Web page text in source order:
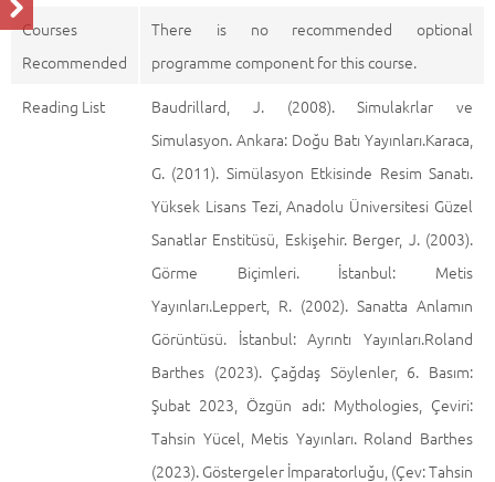
Courses
Recommended
There is no recommended optional
programme component for this course.
Reading List
Baudrillard, J. (2008). Simulakrlar ve
Simulasyon. Ankara: Doğu Batı Yayınları.Karaca,
G. (2011). Simülasyon Etkisinde Resim Sanatı.
Yüksek Lisans Tezi, Anadolu Üniversitesi Güzel
Sanatlar Enstitüsü, Eskişehir. Berger, J. (2003).
Görme Biçimleri. İstanbul: Metis
Yayınları.Leppert, R. (2002). Sanatta Anlamın
Görüntüsü. İstanbul: Ayrıntı Yayınları.Roland
Barthes (2023). Çağdaş Söylenler, 6. Basım:
Şubat 2023, Özgün adı: Mythologies, Çeviri:
Tahsin Yücel, Metis Yayınları. Roland Barthes
(2023). Göstergeler İmparatorluğu, (Çev: Tahsin